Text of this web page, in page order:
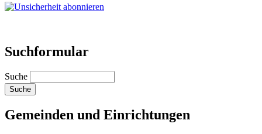
Suchformular
Suche
Gemeinden und Einrichtungen